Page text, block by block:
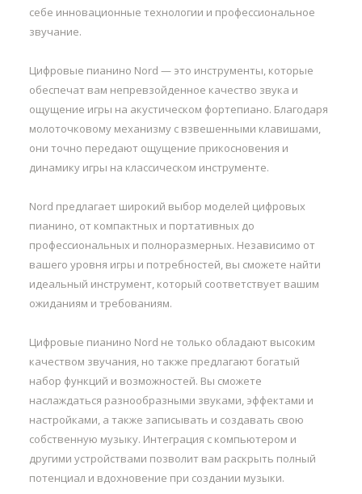
себе инновационные технологии и профессиональное
звучание.
Цифровые пианино Nord — это инструменты, которые
обеспечат вам непревзойденное качество звука и
ощущение игры на акустическом фортепиано. Благодаря
молоточковому механизму с взвешенными клавишами,
они точно передают ощущение прикосновения и
динамику игры на классическом инструменте.
Nord предлагает широкий выбор моделей цифровых
пианино, от компактных и портативных до
профессиональных и полноразмерных. Независимо от
вашего уровня игры и потребностей, вы сможете найти
идеальный инструмент, который соответствует вашим
ожиданиям и требованиям.
Цифровые пианино Nord не только обладают высоким
качеством звучания, но также предлагают богатый
набор функций и возможностей. Вы сможете
наслаждаться разнообразными звуками, эффектами и
настройками, а также записывать и создавать свою
собственную музыку. Интеграция с компьютером и
другими устройствами позволит вам раскрыть полный
потенциал и вдохновение при создании музыки.